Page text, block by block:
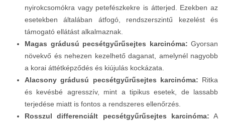
nyirokcsomókra vagy petefészkekre is átterjed. Ezekben az
esetekben általában átfogó, rendszerszintű kezelést és
támogató ellátást alkalmaznak.
Magas grádusú pecsétgyűrűsejtes karcinóma: Gyorsan
növekvő és nehezen kezelhető daganat, amelynél nagyobb
a korai áttétképződés és kiújulás kockázata.
Alacsony grádusú pecsétgyűrűsejtes karcinóma: Ritka
és kevésbé agresszív, mint a tipikus esetek, de lassabb
terjedése miatt is fontos a rendszeres ellenőrzés.
Rosszul differenciált pecsétgyűrűsejtes karcinóma: A